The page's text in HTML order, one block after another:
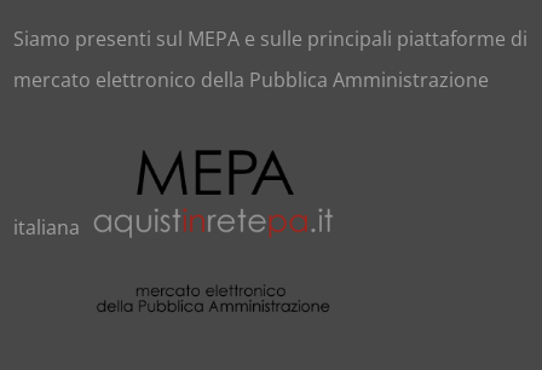
Siamo presenti sul MEPA e sulle principali piattaforme di
mercato elettronico della Pubblica Amministrazione
italiana